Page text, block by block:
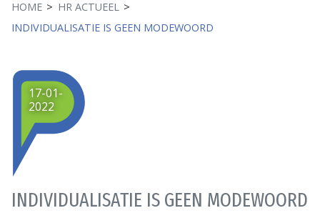
HOME
HR ACTUEEL
INDIVIDUALISATIE IS GEEN MODEWOORD
INDIVIDUALISATIE IS GEEN MODEWOORD
17-01-
2022